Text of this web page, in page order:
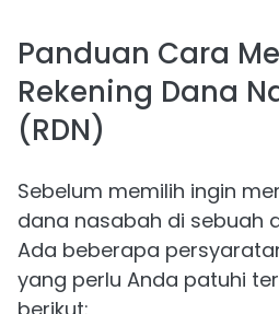
Panduan Cara
Rekening Dana
(RDN)
Sebelum memilih ingin
dana nasabah di sebuah
Ada beberapa
yang perlu Anda patuhi